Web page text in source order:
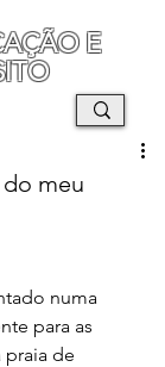
E
meu
estrelas.
para as
praia de